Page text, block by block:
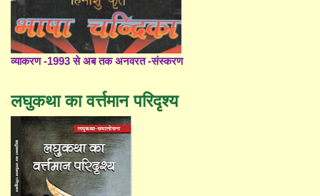
व्याकरण -1993 से अब तक अनवरत -संस्करण
लघुकथा का वर्त्तमान परिदृश्य